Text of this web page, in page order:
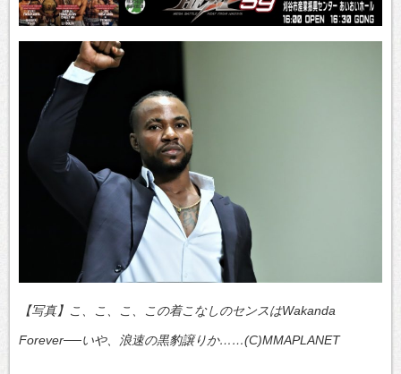
【写真】こ、こ、こ、この着こなしのセンスはWakanda
Forever──いや、浪速の黒豹譲りか……(C)MMAPLANET